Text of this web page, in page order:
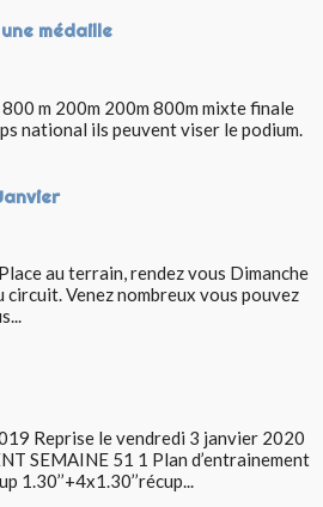
médaille
m 200m 200m 800m mixte finale
national ils peuvent viser le podium.
au terrain, rendez vous Dimanche
Venez nombreux vous pouvez
Reprise le vendredi 3 janvier 2020
SEMAINE 51 1 Plan d’entrainement
1.30’’+4x1.30’’récup...